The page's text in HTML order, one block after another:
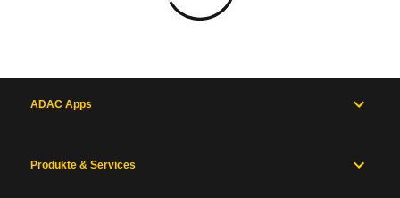
ADAC Apps
Produkte & Services